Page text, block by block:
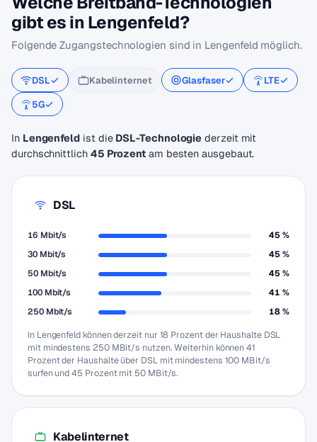
gibt es in Lengenfeld?
Folgende Zugangstechnologien sind in Lengenfeld möglich.
DSL Kabelinternet Glasfaser
LTE
5G
In Lengenfeld ist die DSL-Technologie derzeit mit
durchschnittlich 45 Prozentam besten ausgebaut.
DSL
16 Mbit/s
45 %
30 Mbit/s
45 %
50 Mbit/s
45 %
100 Mbit/s
41 %
250 Mbit/s
18 %
In Lengenfeld können derzeit nur 18 Prozent der Haushalte DSL
mit mindestens 250 MBit/s nutzen. Weiterhin können 41
Prozent der Haushalte über DSL mit mindestens 100 MBit/s
surfen und 45 Prozent mit 50 MBit/s.
Kabelinternet